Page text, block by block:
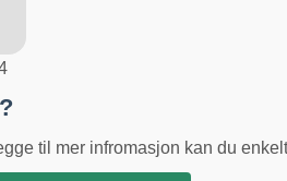
til mer infromasjon kan du